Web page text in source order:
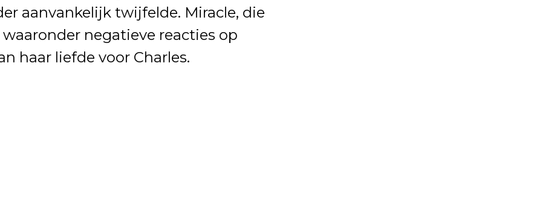
aanvankelijk twijfelde. Miracle, die
negatieve reacties op
haar liefde voor Charles.